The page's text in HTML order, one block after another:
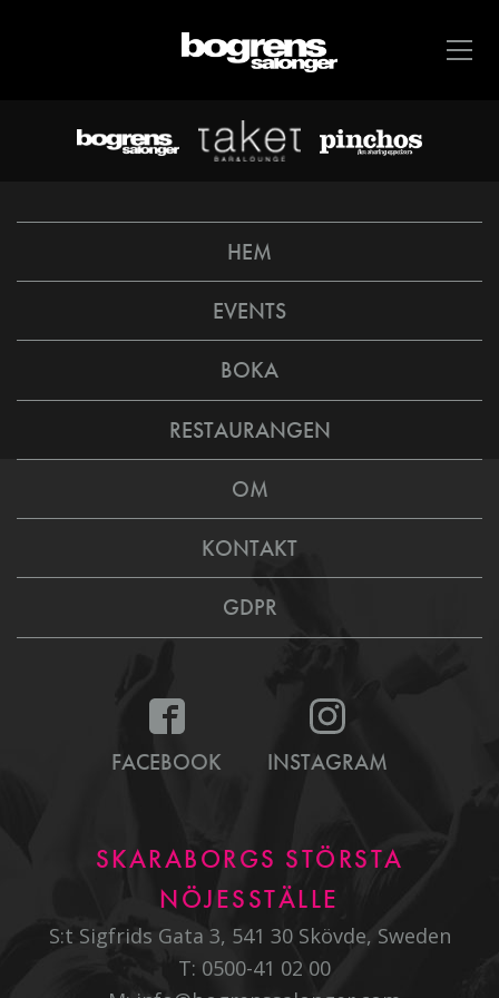
HEM
EVENTS
BOKA
RESTAURANGEN
OM
KONTAKT
GDPR
FACEBOOK INSTAGRAM
SKARABORGS STÖRSTA
NÖJESSTÄLLE
S:t Sigfrids Gata 3, 541 30 Skövde, Sweden
T: 0500-41 02 00